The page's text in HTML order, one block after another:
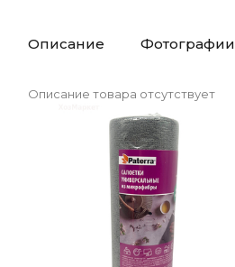
Описание Фотографии
Описание товара отсутствует